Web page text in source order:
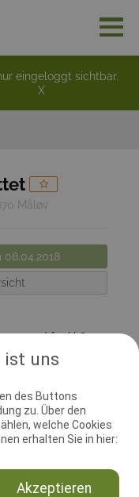
ist uns
des Buttons
zu. Über den
welche Cookies
erhalten Sie in hier:
Akzeptieren
eingeloggt sichtbar.
X
Måløv
fra kl 8,00